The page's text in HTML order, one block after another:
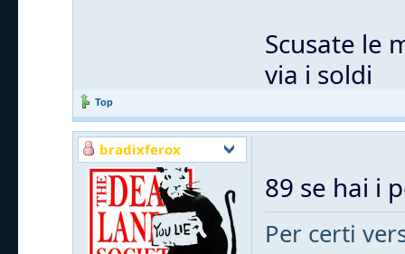
Scusate le
via i soldi
Top
bradixferox
89 se hai i
Per certi